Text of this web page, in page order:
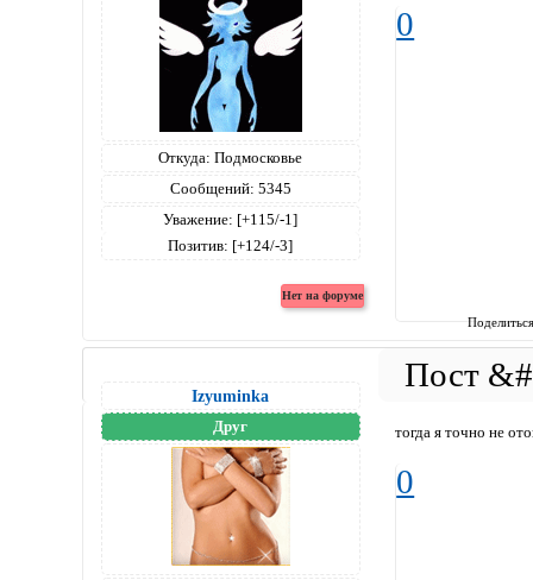
Откуда: Подмосковье
Сообщений: 5345
Уважение: [+115/-1]
Позитив: [+124/-3]
0
Izyuminka
Друг тогда я точно не
0